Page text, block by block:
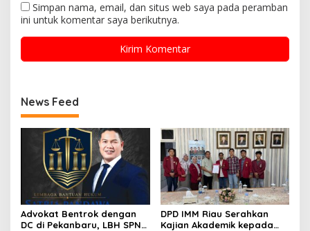
Simpan nama, email, dan situs web saya pada peramban
ini untuk komentar saya berikutnya.
News Feed
Advokat Bentrok dengan
DC di Pekanbaru, LBH SPN
DPD IMM Riau Serahkan
Kajian Akademik kepada